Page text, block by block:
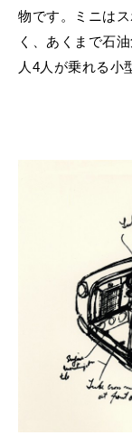
物です。ミニは
く、あくまで石
人4人が乗れる小